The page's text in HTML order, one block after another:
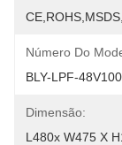
Número Do
BLY-LPF-
Dimensão:
L480x W475 X